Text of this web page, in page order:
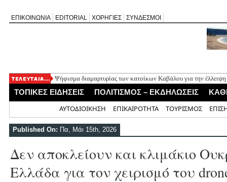
ΕΠΙΚΟΙΝΩΝΙΑ EDITORIAL ΧΟΡΗΓΙΕΣ ΣΥΝΔΕΣΜΟΙ
Ψήφισμα διαμαρτυρίας των κατοίκων Καβάλου για την έλλειψη
«Έφυγε» σε ηλικία 74 ετών ο ηθοποιός Νίκος Καλογερόπουλος
Η Λευκάδα τίμησε τον δικό της Ηλία Λογοθέτη σε μια βραδιά
Θεία Λειτουργία για τους απόδημους Αλεξανδρίτες στον Άγιο
ΤΟΠΙΚΕΣ ΕΙΔΗΣΕΙΣ ΠΟΛΙΤΙΣΜΟΣ – ΕΚΔΗΛΩΣΕΙΣ
ΑΥΤΟΔΙΟΙΚΗΣΗ ΕΠΙΚΑΙΡΟΤΗΤΑ ΤΟΥΡΙΣΜΟΣ
Published On: Πα, Μάι 15th, 2026
Δεν αποκλείουν και κλιμάκιο
Ελλάδα για τον χειρισμό του